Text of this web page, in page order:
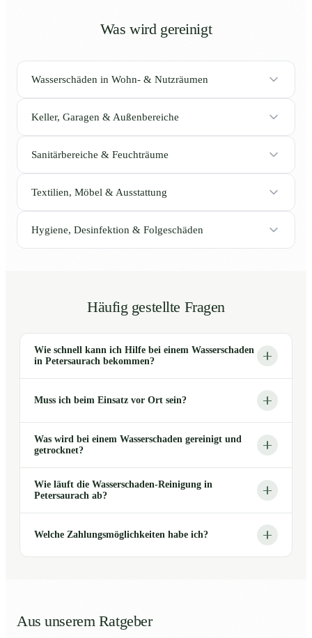
Was wird gereinigt
Wasserschäden in Wohn- & Nutzräumen
Keller, Garagen & Außenbereiche
Sanitärbereiche & Feuchträume
Textilien, Möbel & Ausstattung
Hygiene, Desinfektion & Folgeschäden
Häufig gestellte Fragen
Wie schnell kann ich Hilfe bei einem Wasserschaden
in Petersaurach bekommen?
Muss ich beim Einsatz vor Ort sein?
Was wird bei einem Wasserschaden gereinigt und
getrocknet?
Wie läuft die Wasserschaden-Reinigung in
Petersaurach ab?
Welche Zahlungsmöglichkeiten habe ich?
Aus unserem Ratgeber